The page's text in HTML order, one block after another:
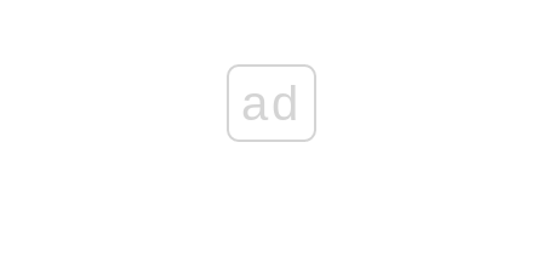
ad